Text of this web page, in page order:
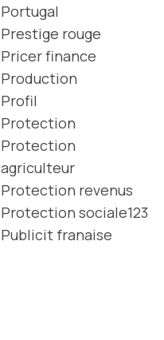
Portugal
Prestige rouge
Pricer finance
Production
Profil
Protection
Protection
agriculteur
Protection revenus
Protection sociale123
Publicit franaise